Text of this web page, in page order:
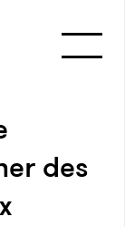
des